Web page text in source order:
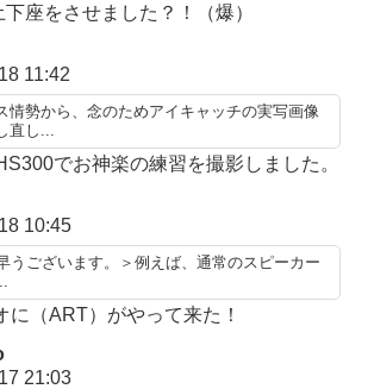
座をさせました？！（爆）
11:42
情勢から、念のためアイキャッチの実写画像
直し...
でお神楽の練習を撮影しました。
10:45
うございます。＞例えば、通常のスピーカー
に（ART）がやって来た！
21:03